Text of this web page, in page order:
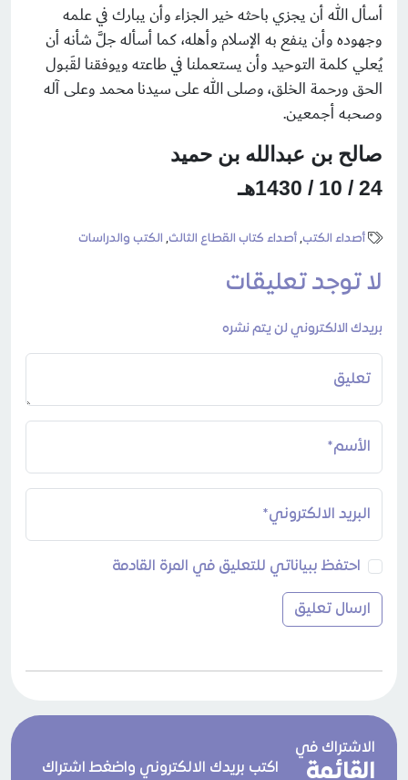
أسأل الله أن يجزي باحثه خير الجزاء وأن يبارك في علمه
وجهوده وأن ينفع به الإسلام وأهله، كما أسأله جلَّ شأنه أن
يُعلي كلمة التوحيد وأن يستعملنا في طاعته ويوفقنا لقَبول
الحق ورحمة الخلق، وصلى الله على سيدنا محمد وعلى آله
وصحبه أجمعين.
صالح بن عبدالله بن حميد
24 / 10 / 1430هـ
أصداء الكتب,أصداء كتاب القطاع الثالث, الكتب والدراسات
لا توجد تعليقات
بريدك الالكتروني لن يتم نشره
تعليق
الأسم*
البريد الالكتروني*
احتفظ ببياناتي للتعليق في المرة القادمة
الاشتراك في
القائمة
اكتب بريدك الالكتروني واضغط اشتراك